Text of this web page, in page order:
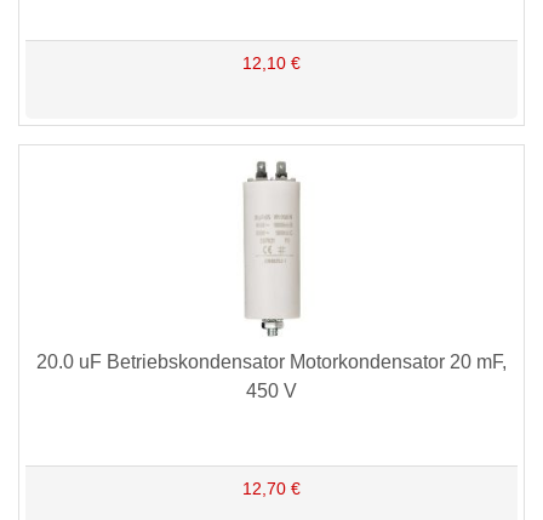
12,10 €
20.0 uF Betriebskondensator Motorkondensator 20 mF,
450 V
12,70 €